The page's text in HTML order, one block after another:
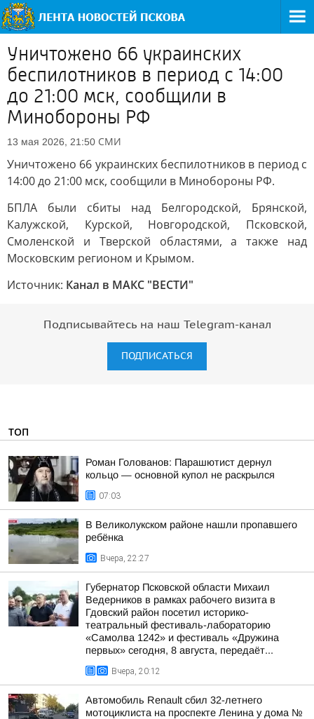
Уничтожено 66 украинских
беспилотников в период с 14:00
до 21:00 мск, сообщили в
Минобороны РФ
13 мая 2026, 21:50 СМИ
Уничтожено 66 украинских беспилотников в период с
14:00 до 21:00 мск, сообщили в Минобороны РФ.
БПЛА были сбиты над Белгородской, Брянской,
Калужской, Курской, Новгородской, Псковской,
Смоленской и Тверской областями, а также над
Московским регионом и Крымом.
Источник: Канал в МАКС "ВЕСТИ"
Подписывайтесь на наш Telegram-канал
ПОДПИСАТЬСЯ
ТОП
Роман Голованов: Парашютист дернул
кольцо — основной купол не раскрылся
07:03
В Великолукском районе нашли пропавшего
ребёнка
Вчера, 22:27
Губернатор Псковской области Михаил
Ведерников в рамках рабочего визита в
Гдовский район посетил историко-
театральный фестиваль-лабораторию
«Самолва 1242» и фестиваль «Дружина
первых» сегодня, 8 августа, передаёт...
Вчера, 20:12
Автомобиль Renault сбил 32-летнего
мотоциклиста на проспекте Ленина у дома №